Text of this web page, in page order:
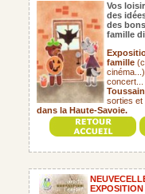
Vos
des
des
famille
famille
concert...
sorties
dans la Haute-Savoie.